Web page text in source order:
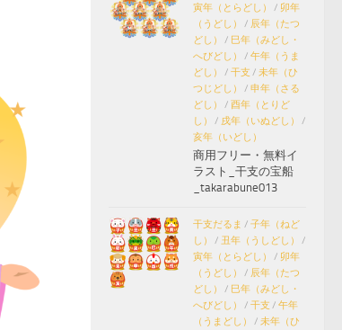
寅年（とらどし）
/ 卯年
（うどし）
/ 辰年（たつ
どし）
/ 巳年（みどし・
へびどし）
/ 午年（うま
どし）
/ 干支 / 未年（ひ
つじどし）
/ 申年（さる
どし）
/ 酉年（とりど
し）
/ 戌年（いぬどし）
/
亥年（いどし）
商用フリー・無料イ
ラスト_干支の宝船
_takarabune013
干支だるま / 子年（ねど
し）
/ 丑年（うしどし）
/
寅年（とらどし）
/ 卯年
（うどし）
/ 辰年（たつ
どし）
/ 巳年（みどし・
へびどし）
/ 干支 / 午年
（うまどし）
/ 未年（ひ